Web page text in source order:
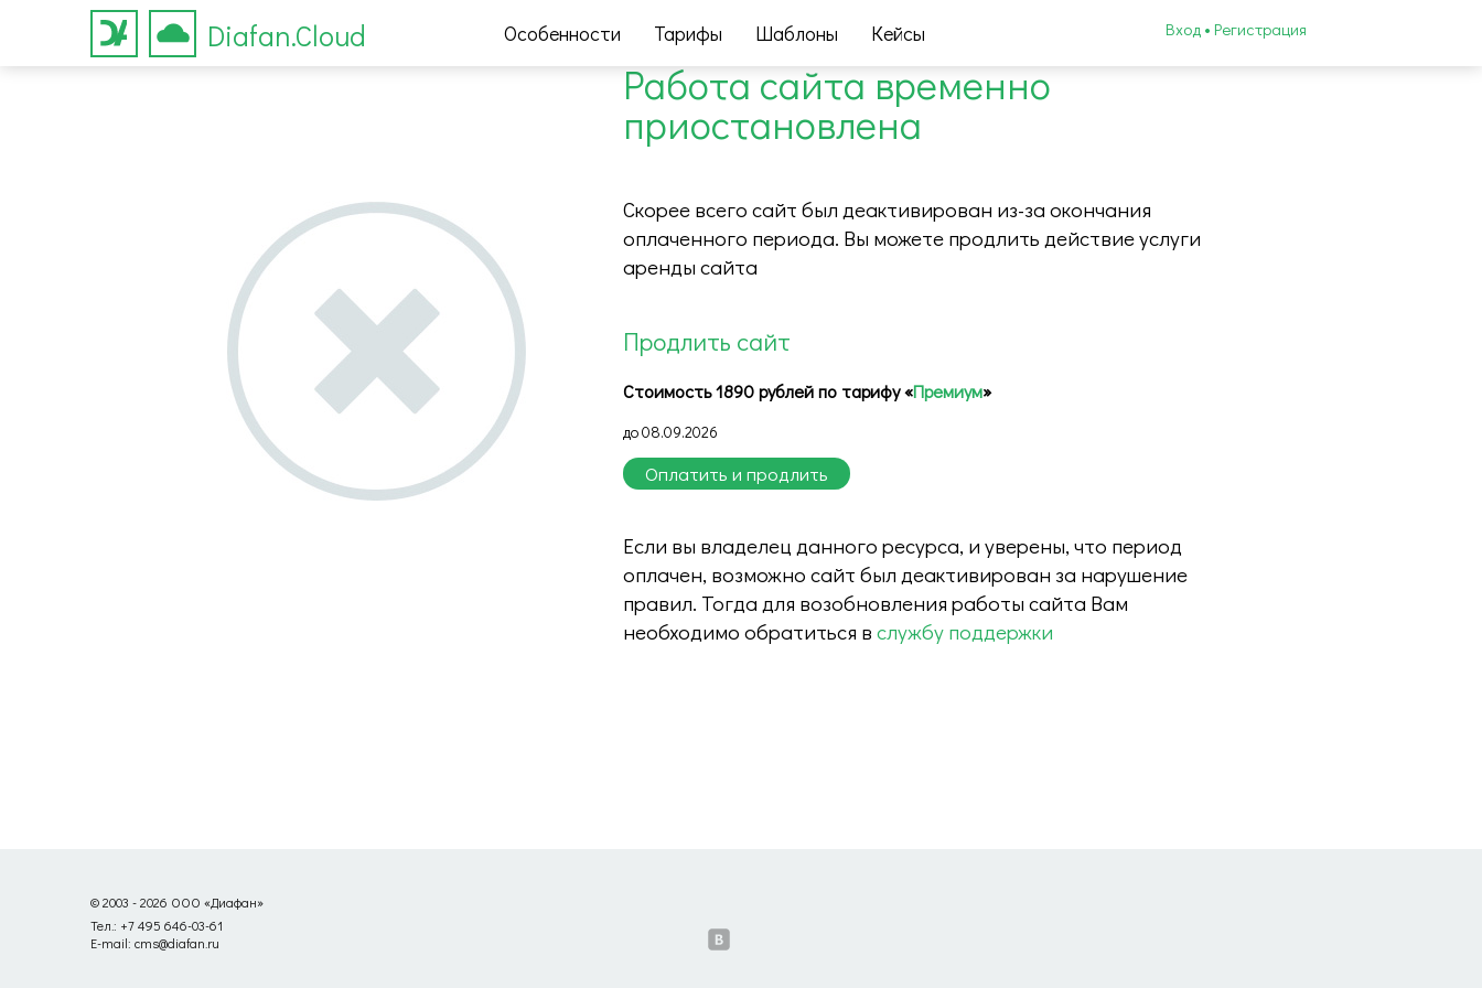
Diafan.Cloud Особенности Тарифы Шаблоны Кейсы Вход • Регистрация
Работа сайта временно
приостановлена
Скорее всего сайт был деактивирован из-за окончания
оплаченного периода. Вы можете продлить действие услуги
аренды сайта
Продлить сайт
Стоимость 1890 рублей по тарифу «Премиум»
до 08.09.2026
Если вы владелец данного ресурса, и уверены, что период
оплачен, возможно сайт был деактивирован за нарушение
правил. Тогда для возобновления работы сайта Вам
необходимо обратиться в службу поддержки
© 2003 - 2026 ООО «Диафан»
Тел.: +7 495 646-03-61
E-mail: cms@diafan.ru